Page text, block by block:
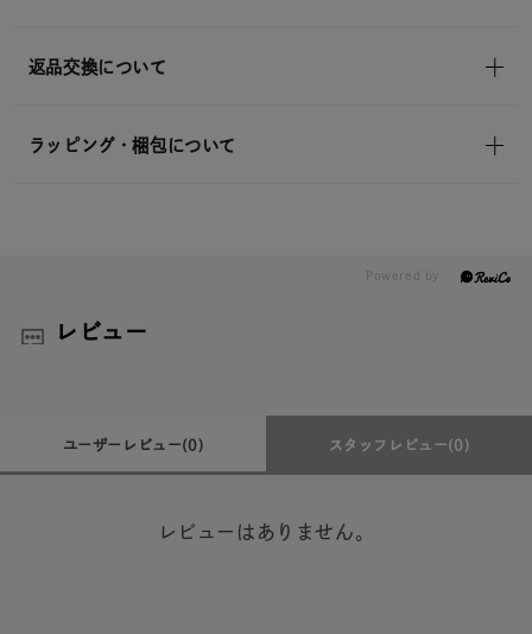
返品交換について
ラッピング・梱包について
レビュー
ユーザーレビュー(0) スタッフレビュー(0)
レビューはありません。